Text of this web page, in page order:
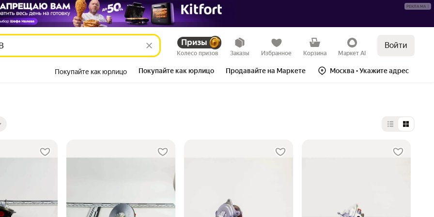
Призы
Колесо призов Заказы Избранное Корзина Маркет AI
Войти
Покупайте как юрлицо Покупайте как юрлицо Продавайте на Маркете Москва • Укажите адрес
РЕКЛАМА
Выбор типа